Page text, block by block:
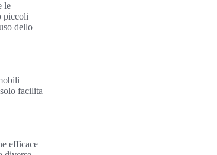
le
piccoli
dello
facilita
efficace